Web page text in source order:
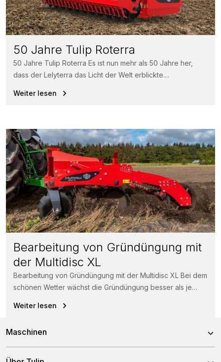
50 Jahre Tulip Roterra
50 Jahre Tulip Roterra Es ist nun mehr als 50 Jahre her,
dass der Lelyterra das Licht der Welt erblickte....
Weiter lesen
Bearbeitung von Gründüngung mit
der Multidisc XL
Bearbeitung von Gründüngung mit der Multidisc XL Bei dem
schönen Wetter wächst die Gründüngung besser als je
Weiter lesen
Maschinen
Kreiseleggen